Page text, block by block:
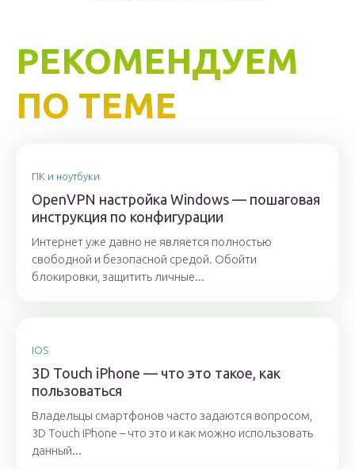
РЕКОМЕНДУЕМ
ПО ТЕМЕ
ПК и ноутбуки
OpenVPN настройка Windows — пошаговая
инструкция по конфигурации
Интернет уже давно не является полностью
свободной и безопасной средой. Обойти
блокировки, защитить личные...
IOS
3D Touch iPhone — что это такое, как
пользоваться
Владельцы смартфонов часто задаются вопросом,
3D Touch iPhone – что это и как можно использовать
данный...